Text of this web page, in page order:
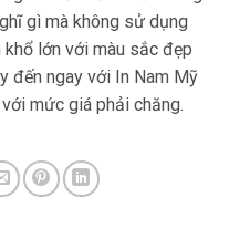
gì mà không sử dụng
lớn với màu sắc đẹp
đến ngay với In Nam Mỹ
mức giá phải chăng.